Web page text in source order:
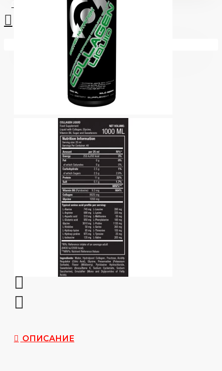
0 стоки - €0.00 (0.00лв)
Вашата количка е празна!
ОПИСАНИЕ